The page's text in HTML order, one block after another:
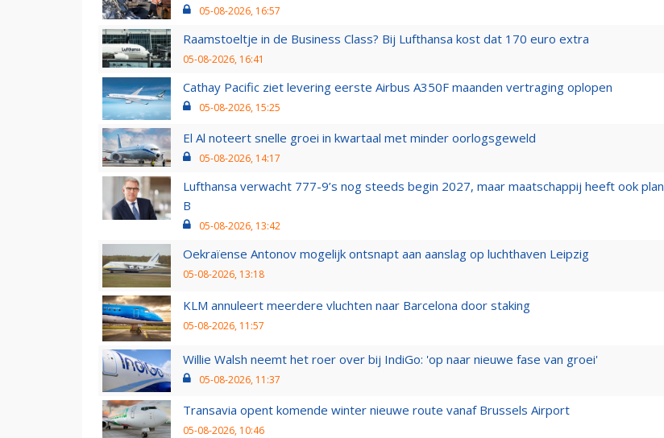
05-08-2026, 16:57
Raamstoeltje in de Business Class? Bij Lufthansa kost dat 170 euro extra
05-08-2026, 16:41
Cathay Pacific ziet levering eerste Airbus A350F maanden vertraging oplopen
05-08-2026, 15:25
El Al noteert snelle groei in kwartaal met minder oorlogsgeweld
05-08-2026, 14:17
Lufthansa verwacht 777-9’s nog steeds begin 2027, maar maatschappij heeft ook plan
B
05-08-2026, 13:42
Oekraïense Antonov mogelijk ontsnapt aan aanslag op luchthaven Leipzig
05-08-2026, 13:18
KLM annuleert meerdere vluchten naar Barcelona door staking
05-08-2026, 11:57
Willie Walsh neemt het roer over bij IndiGo: 'op naar nieuwe fase van groei'
05-08-2026, 11:37
Transavia opent komende winter nieuwe route vanaf Brussels Airport
05-08-2026, 10:46